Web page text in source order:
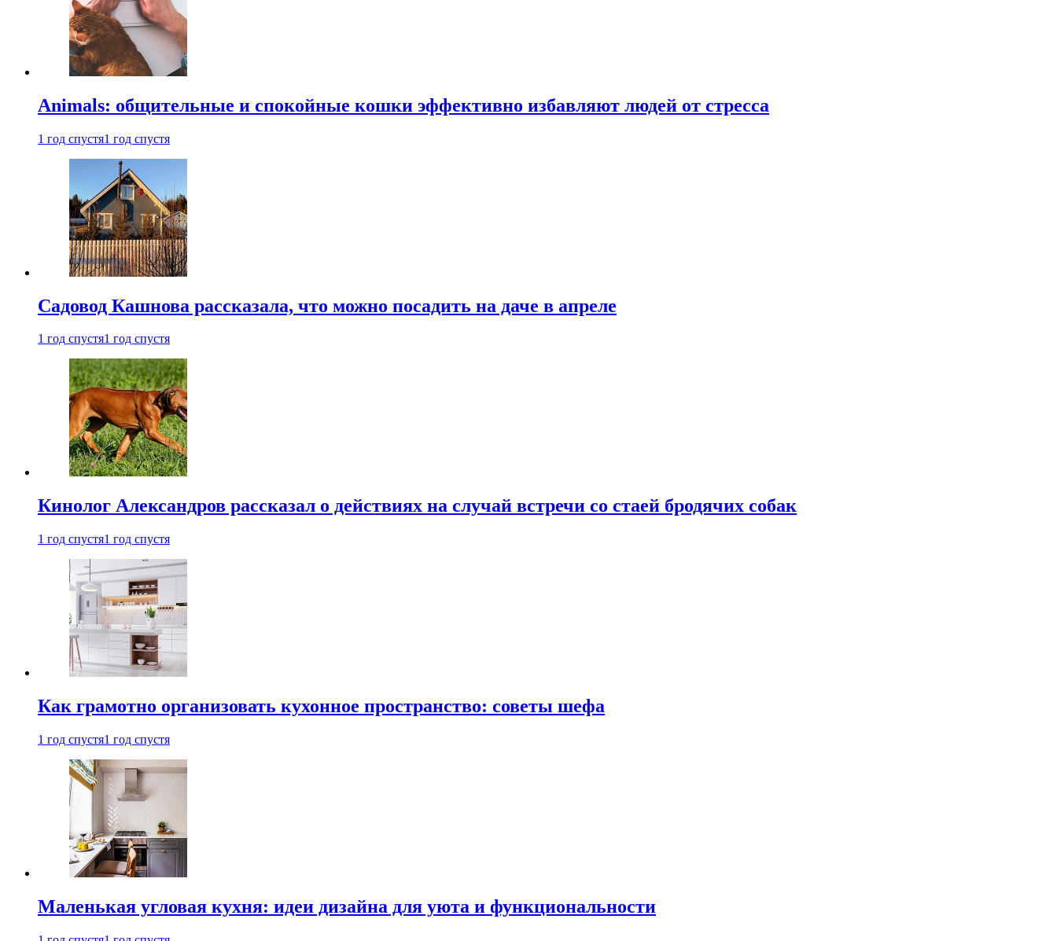
Animals: общительные и спокойные кошки эффективно избавляют людей от стресса
1 год спустя1 год спустя
Садовод Кашнова рассказала, что можно посадить на даче в апреле
1 год спустя1 год спустя
Кинолог Александров рассказал о действиях на случай встречи со стаей бродячих собак
1 год спустя1 год спустя
Как грамотно организовать кухонное пространство: советы шефа
1 год спустя1 год спустя
Маленькая угловая кухня: идеи дизайна для уюта и функциональности